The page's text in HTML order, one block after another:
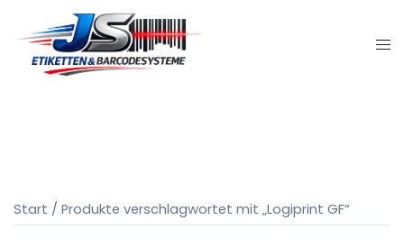
Inhalt
springen
Start / Produkte verschlagwortet mit „Logiprint GF“